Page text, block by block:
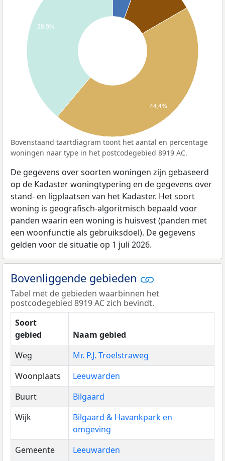
38,9%
44,4%
Bovenstaand taartdiagram toont het aantal en percentage
woningen naar type in het postcodegebied 8919 AC.
De gegevens over soorten woningen zijn gebaseerd
op de Kadaster woningtypering en de gegevens over
stand- en ligplaatsen van het Kadaster. Het soort
woning is geografisch-algoritmisch bepaald voor
panden waarin een woning is huisvest (panden met
een woonfunctie als gebruiksdoel). De gegevens
gelden voor de situatie op 1 juli 2026.
Bovenliggende gebieden
Tabel met de gebieden waarbinnen het
postcodegebied 8919 AC zich bevindt.
Soort
gebied
Naam gebied
Weg
Mr. P.J. Troelstraweg
Woonplaats
Leeuwarden
Buurt
Bilgaard
Wijk
Bilgaard & Havankpark en
omgeving
Gemeente
Leeuwarden